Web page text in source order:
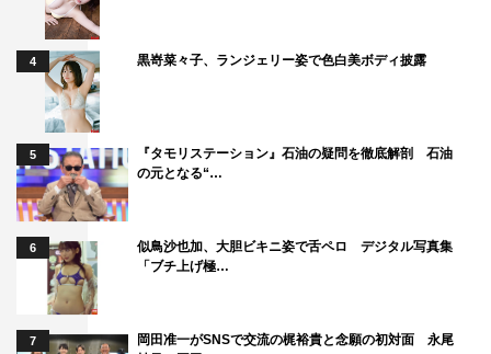
4 黒嵜菜々子、ランジェリー姿で色白美ボディ披露
5
『タモリステーション』石油の疑問を徹底解剖 石油
の元となる“…
6
似鳥沙也加、大胆ビキニ姿で舌ペロ デジタル写真集
「ブチ上げ極…
7
岡田准一がSNSで交流の梶裕貴と念願の初対面 永尾